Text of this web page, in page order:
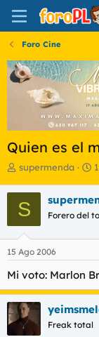
Foro Cine
Quien es el
I
i
c
i
a
d
o
d
e
l
t
e
supermenda
F
h
a
e
i
c
i
S Forero del
15 Ago 2006
Mi voto: Marlon
Freak total